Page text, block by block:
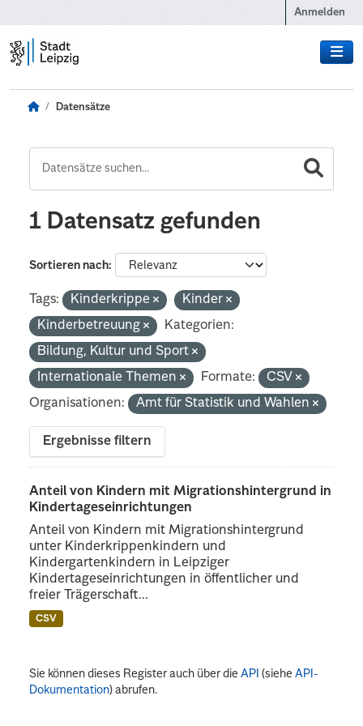
Anmelden
Datensätze
1 Datensatz gefunden
Sortieren nach
Tags: Kinderkrippe
Kinder
Kinderbetreuung
Kategorien:
Bildung, Kultur und Sport
Internationale Themen
Formate:
CSV
Organisationen:
Amt für Statistik und Wahlen
Ergebnisse filtern
Anteil von Kindern mit Migrationshintergrund in
Kindertageseinrichtungen
Anteil von Kindern mit Migrationshintergrund
unter Kinderkrippenkindern und
Kindergartenkindern in Leipziger
Kindertageseinrichtungen in öffentlicher und
freier Trägerschaft...
CSV
Sie können dieses Register auch über dieAPI (sieheAPI-
Dokumentation) abrufen.